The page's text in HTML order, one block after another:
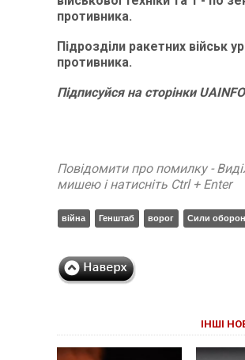
противника.
Підрозділи ракетних військ
противника.
Підписуйся на сторінки UAINFO
Повідомити про помилку -
мишею і натисніть Ctrl + Enter
війна Генштаб ворог Сили
ІНШІ